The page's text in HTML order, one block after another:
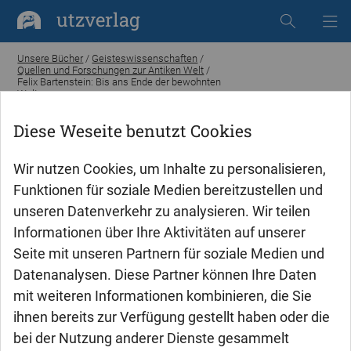
Diese Weseite benutzt Cookies
Wir nutzen Cookies, um Inhalte zu personalisieren,
Funktionen für soziale Medien bereitzustellen und
unseren Datenverkehr zu analysieren. Wir teilen
Informationen über Ihre Aktivitäten auf unserer
Seite mit unseren Partnern für soziale Medien und
Datenanalysen. Diese Partner können Ihre Daten
mit weiteren Informationen kombinieren, die Sie
ihnen bereits zur Verfügung gestellt haben oder die
bei der Nutzung anderer Dienste gesammelt
utzverlag
Unsere Bücher / Geisteswissenschaften /
Quellen und Forschungen zur Antiken Welt /
Felix Bartenstein: Bis ans Ende der bewohnten
Welt